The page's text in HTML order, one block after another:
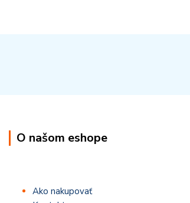
O našom eshope
Ako nakupovať